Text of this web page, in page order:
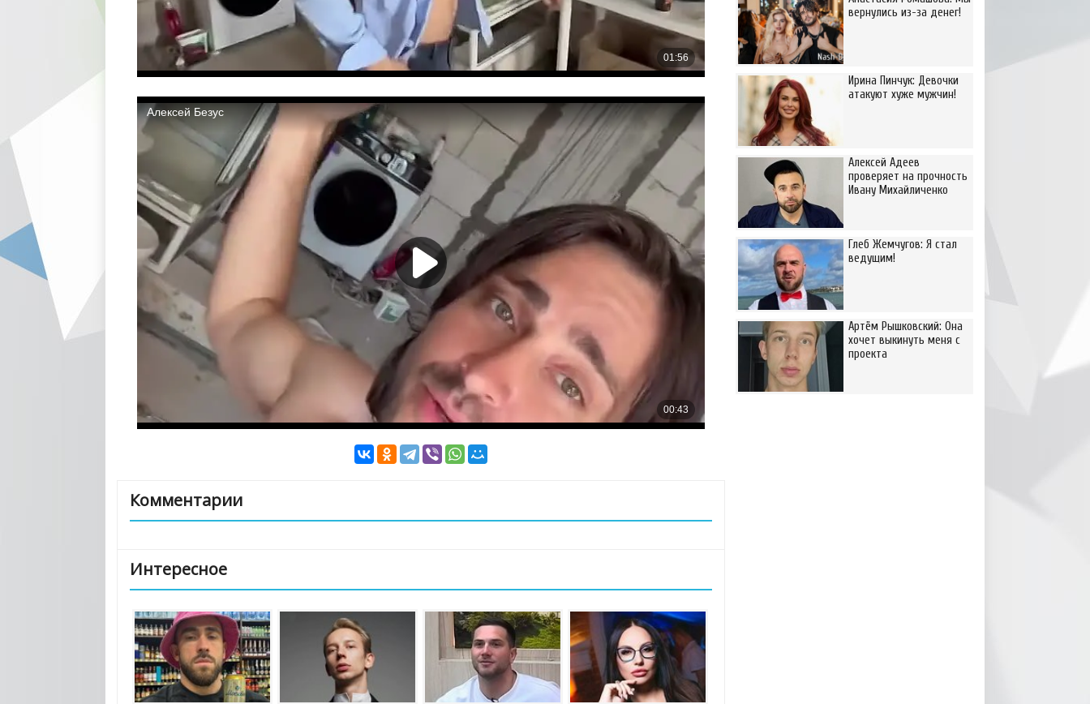
Комментарии
Интересное
вернулись из-за денег!
Ирина Пинчук: Девочки
атакуют хуже мужчин!
Алексей Адеев
проверяет на прочность
Ивану Михайличенко
Глеб Жемчугов: Я стал
ведущим!
Артём Рышковский: Она
хочет выкинуть меня с
проекта